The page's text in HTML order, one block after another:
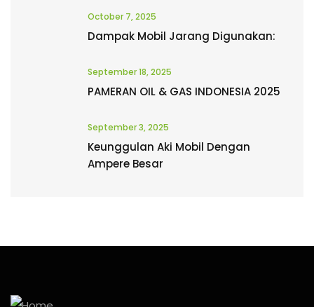
October 7, 2025
Dampak Mobil Jarang Digunakan:
September 18, 2025
PAMERAN OIL & GAS INDONESIA 2025
September 3, 2025
Keunggulan Aki Mobil Dengan
Ampere Besar